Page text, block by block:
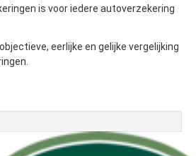
is voor iedere autoverzekering
eerlijke en gelijke vergelijking